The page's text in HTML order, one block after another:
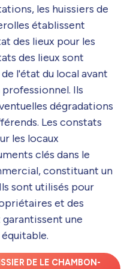
les huissiers de
établissent
des lieux pour les
des lieux sont
l'état du local avant
Ils
dégradations
Les constats
les locaux
clés dans le
constituant un
sont utilisés pour
et des
une
DE LE CHAMBON-